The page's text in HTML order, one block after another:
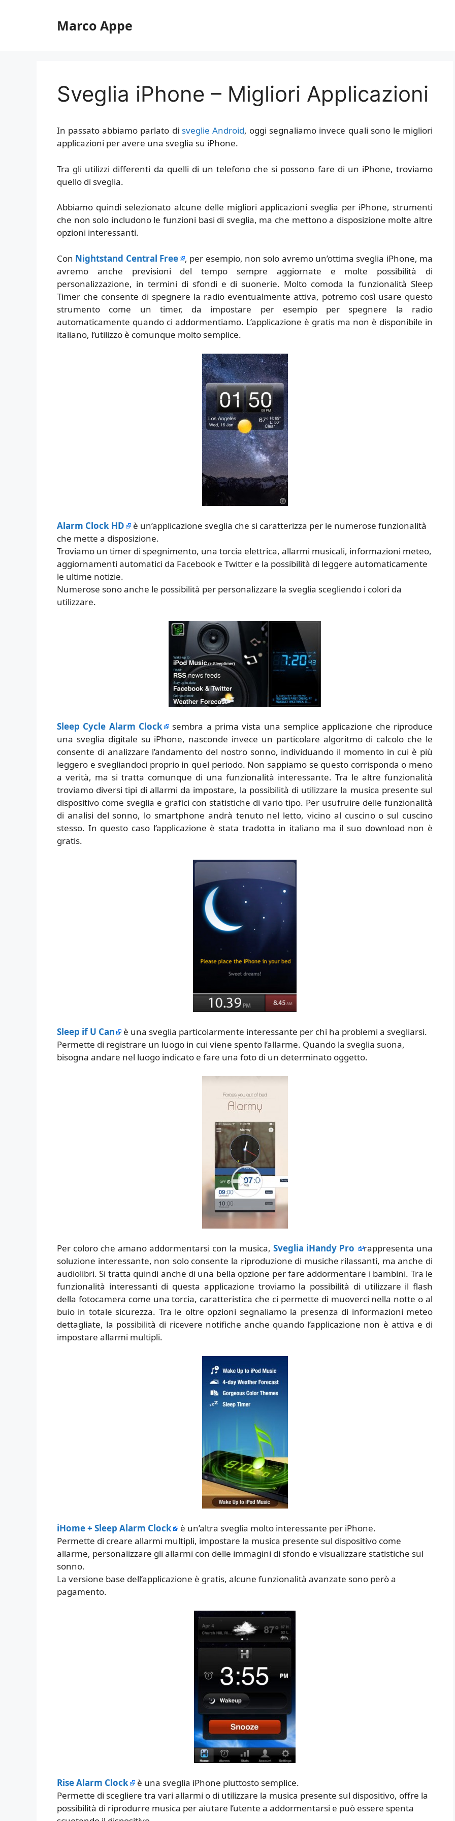
Marco Appe
Sveglia iPhone – Migliori Applicazioni
In passato abbiamo parlato di sveglie Android, oggi segnaliamo invece quali sono le migliori
applicazioni per avere una sveglia su iPhone.
Tra gli utilizzi differenti da quelli di un telefono che si possono fare di un iPhone, troviamo
quello di sveglia.
Abbiamo quindi selezionato alcune delle migliori applicazioni sveglia per iPhone, strumenti
che non solo includono le funzioni basi di sveglia, ma che mettono a disposizione molte altre
opzioni interessanti.
Con Nightstand Central Free
, per esempio, non solo avremo un’ottima sveglia iPhone, ma
avremo anche previsioni del tempo sempre aggiornate e molte possibilità di
personalizzazione, in termini di sfondi e di suonerie. Molto comoda la funzionalità Sleep
Timer che consente di spegnere la radio eventualmente attiva, potremo così usare questo
strumento come un timer, da impostare per esempio per spegnere la radio
automaticamente quando ci addormentiamo. L’applicazione è gratis ma non è disponibile in
italiano, l’utilizzo è comunque molto semplice.
Alarm Clock HD
è un’applicazione sveglia che si caratterizza per le numerose funzionalità
che mette a disposizione.
Troviamo un timer di spegnimento, una torcia elettrica, allarmi musicali, informazioni meteo,
aggiornamenti automatici da Facebook e Twitter e la possibilità di leggere automaticamente
le ultime notizie.
Numerose sono anche le possibilità per personalizzare la sveglia scegliendo i colori da
utilizzare.
Sleep Cycle Alarm Clock
sembra a prima vista una semplice applicazione che riproduce
una sveglia digitale su iPhone, nasconde invece un particolare algoritmo di calcolo che le
consente di analizzare l’andamento del nostro sonno, individuando il momento in cui è più
leggero e svegliandoci proprio in quel periodo. Non sappiamo se questo corrisponda o meno
a verità, ma si tratta comunque di una funzionalità interessante. Tra le altre funzionalità
troviamo diversi tipi di allarmi da impostare, la possibilità di utilizzare la musica presente sul
dispositivo come sveglia e grafici con statistiche di vario tipo. Per usufruire delle funzionalità
di analisi del sonno, lo smartphone andrà tenuto nel letto, vicino al cuscino o sul cuscino
stesso. In questo caso l’applicazione è stata tradotta in italiano ma il suo download non è
gratis.
Sleep if U Can
è una sveglia particolarmente interessante per chi ha problemi a svegliarsi.
Permette di registrare un luogo in cui viene spento l’allarme. Quando la sveglia suona,
bisogna andare nel luogo indicato e fare una foto di un determinato oggetto.
Per coloro che amano addormentarsi con la musica, Sveglia iHandy Pro
rappresenta una
soluzione interessante, non solo consente la riproduzione di musiche rilassanti, ma anche di
audiolibri. Si tratta quindi anche di una bella opzione per fare addormentare i bambini. Tra le
funzionalità interessanti di questa applicazione troviamo la possibilità di utilizzare il flash
della fotocamera come una torcia, caratteristica che ci permette di muoverci nella notte o al
buio in totale sicurezza. Tra le oltre opzioni segnaliamo la presenza di informazioni meteo
dettagliate, la possibilità di ricevere notifiche anche quando l’applicazione non è attiva e di
impostare allarmi multipli.
iHome + Sleep Alarm Clock
è un’altra sveglia molto interessante per iPhone.
Permette di creare allarmi multipli, impostare la musica presente sul dispositivo come
allarme, personalizzare gli allarmi con delle immagini di sfondo e visualizzare statistiche sul
sonno.
La versione base dell’applicazione è gratis, alcune funzionalità avanzate sono però a
pagamento.
Rise Alarm Clock
è una sveglia iPhone piuttosto semplice.
Permette di scegliere tra vari allarmi o di utilizzare la musica presente sul dispositivo, offre la
possibilità di riprodurre musica per aiutare l’utente a addormentarsi e può essere spenta